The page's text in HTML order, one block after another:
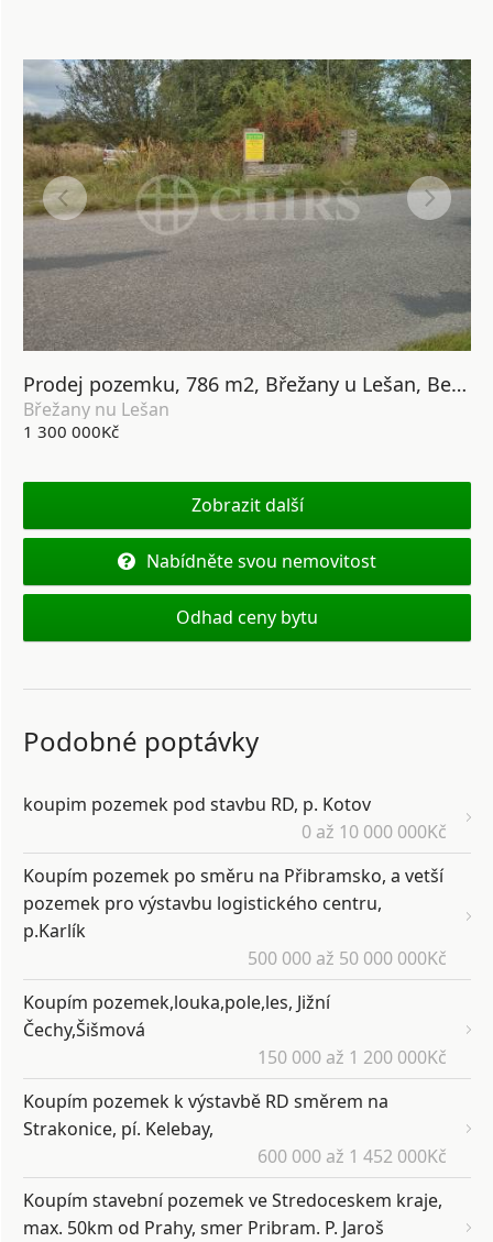
Prodej pozemku, 786 m2, Břežany u Lešan, Benešovsko.
Břežany nu Lešan
1 300 000Kč
Zobrazit další
Nabídněte svou nemovitost
Odhad ceny bytu
Podobné poptávky
koupim pozemek pod stavbu RD, p. Kotov
0 až 10 000 000Kč
Koupím pozemek po směru na Přibramsko, a vetší
pozemek pro výstavbu logistického centru,
p.Karlík
500 000 až 50 000 000Kč
Koupím pozemek,louka,pole,les, Jižní
Čechy,Šišmová
150 000 až 1 200 000Kč
Koupím pozemek k výstavbě RD směrem na
Strakonice, pí. Kelebay,
600 000 až 1 452 000Kč
Koupím stavební pozemek ve Stredoceskem kraje,
max. 50km od Prahy, smer Pribram. P. Jaroš